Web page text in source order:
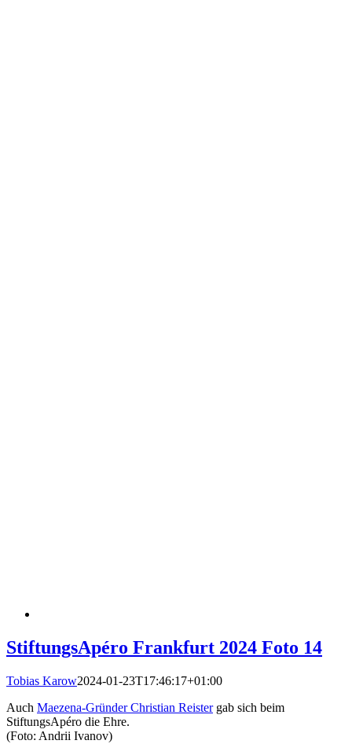
StiftungsApéro Frankfurt 2024 Foto 14
Tobias Karow2024-01-23T17:46:17+01:00
Auch Maezena-Gründer Christian Reistergab sich beim
StiftungsApéro die Ehre.
(Foto: Andrii Ivanov)